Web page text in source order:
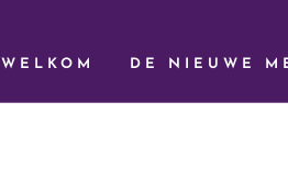
WELKOM DE NIEUWE